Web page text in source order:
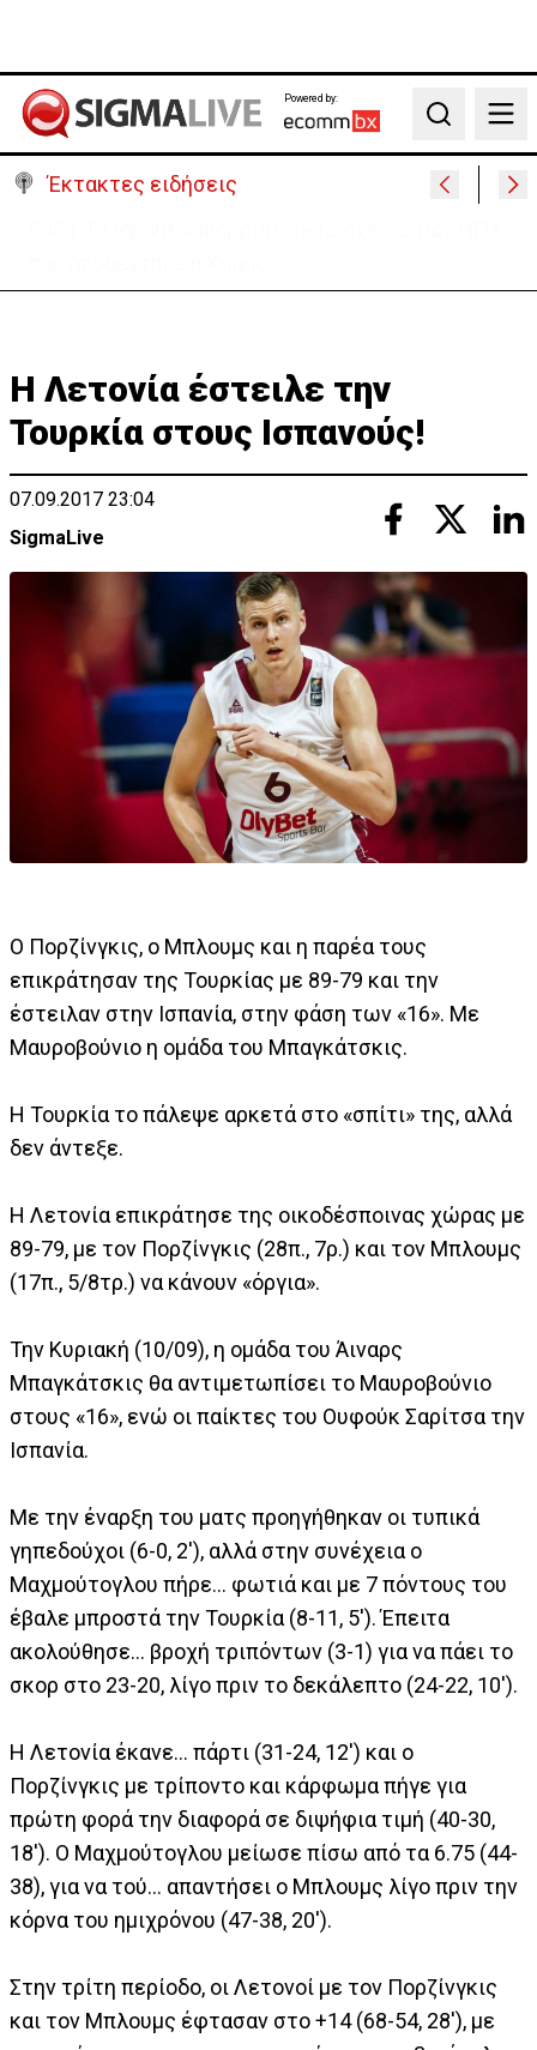
Powered by:
Search
Έκτακτες ειδήσεις
Η Λετονία έστειλε την
Τουρκία στους Ισπανούς!
07.09.2017 23:04
SigmaLive
Ο Πορζίνγκις, ο Μπλουμς και η παρέα τους
επικράτησαν της Τουρκίας με 89-79 και την
έστειλαν στην Ισπανία, στην φάση των «16». Με
Μαυροβούνιο η ομάδα του Μπαγκάτσκις.
Η Τουρκία το πάλεψε αρκετά στο «σπίτι» της, αλλά
δεν άντεξε.
Η Λετονία επικράτησε της οικοδέσποινας χώρας με
89-79, με τον Πορζίνγκις (28π., 7ρ.) και τον Μπλουμς
(17π., 5/8τρ.) να κάνουν «όργια».
Την Κυριακή (10/09), η ομάδα του Άιναρς
Μπαγκάτσκις θα αντιμετωπίσει το Μαυροβούνιο
στους «16», ενώ οι παίκτες του Ουφούκ Σαρίτσα την
Ισπανία.
Με την έναρξη του ματς προηγήθηκαν οι τυπικά
γηπεδούχοι (6-0, 2'), αλλά στην συνέχεια ο
Μαχμούτογλου πήρε... φωτιά και με 7 πόντους του
έβαλε μπροστά την Τουρκία (8-11, 5'). Έπειτα
ακολούθησε... βροχή τριπόντων (3-1) για να πάει το
σκορ στο 23-20, λίγο πριν το δεκάλεπτο (24-22, 10').
Η Λετονία έκανε... πάρτι (31-24, 12') και ο
Πορζίνγκις με τρίποντο και κάρφωμα πήγε για
πρώτη φορά την διαφορά σε διψήφια τιμή (40-30,
18'). Ο Μαχμούτογλου μείωσε πίσω από τα 6.75 (44-
38), για να τού... απαντήσει ο Μπλουμς λίγο πριν την
κόρνα του ημιχρόνου (47-38, 20').
Στην τρίτη περίοδο, οι Λετονοί με τον Πορζίνγκις
και τον Μπλουμς έφτασαν στο +14 (68-54, 28'), με